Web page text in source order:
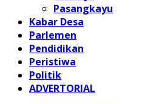
Pasangkayu
Kabar Desa
Parlemen
Pendidikan
Peristiwa
Politik
ADVERTORIAL